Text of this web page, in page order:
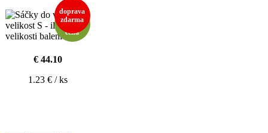
extra
nízká
cena
doprava
zdarma
€ 44.10
1.23 € / ks